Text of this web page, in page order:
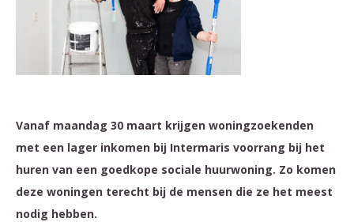
Vanaf maandag 30 maart krijgen woningzoekenden
met een lager inkomen bij Intermaris voorrang bij het
huren van een goedkope sociale huurwoning. Zo komen
deze woningen terecht bij de mensen die ze het meest
nodig hebben.